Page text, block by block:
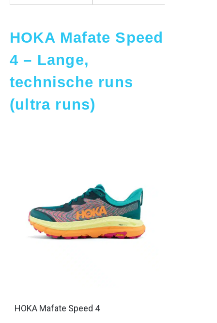
HOKA Mafate Speed
4 – Lange,
technische runs
(ultra runs)
HOKA Mafate Speed 4